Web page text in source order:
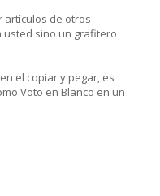
artículos de otros
usted sino un grafitero
el copiar y pegar, es
Voto en Blanco en un